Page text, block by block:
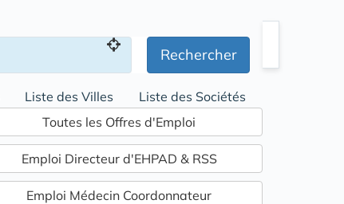
Rechercher
Liste des Villes Liste des Sociétés
Toutes les Offres d'Emploi
Emploi Directeur d'EHPAD & RSS
Emploi Médecin Coordonnateur